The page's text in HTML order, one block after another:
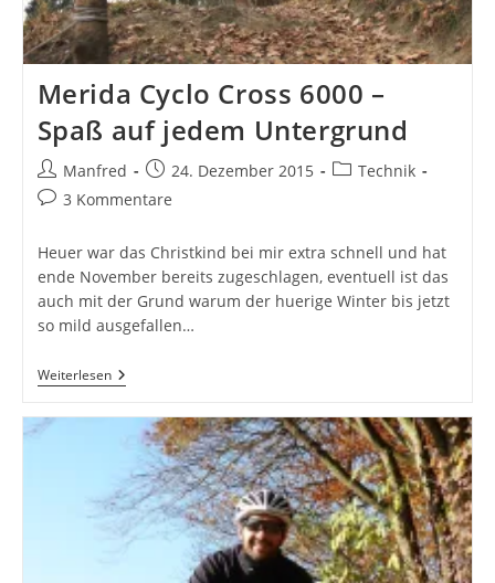
Merida Cyclo Cross 6000 –
Spaß auf jedem Untergrund
Beitrags-
Autor:
Manfred
Beitrag
veröffentlicht:
24. Dezember 2015
Beitrags-
Technik
Beitrags-
3 Kommentare
Heuer war das Christkind bei mir extra schnell und hat
ende November bereits zugeschlagen, eventuell ist das
auch mit der Grund warum der huerige Winter bis jetzt
so mild ausgefallen…
WeiterlesenMerida
Cyclo
6000
Auf
Jedem
Untergrund